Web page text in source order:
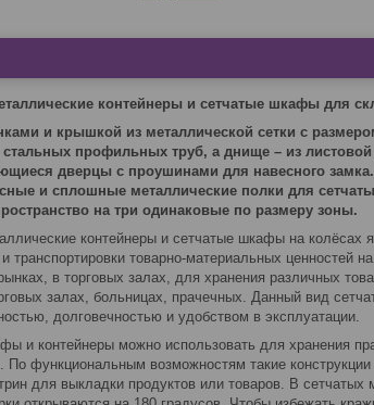
контейнеры и сетчатые шкафы для
и крышкой из металлической сетки с
профильных труб, а днище – из
дверцы с проушинами для навесного
и сплошные металлические полки для
на три одинаковые по размеру зоны.
контейнеры и сетчатые шкафы на колёсах
транспортировки товарно-материальных ценностей
в торговых залах, для хранения различных
залах, больницах, прачечных. Данный вид
долговечностью и удобством в эксплуатации.
и контейнеры можно использовать для хранения
По функциональным возможностям такие конструкции
для выкладки продуктов или товаров. В